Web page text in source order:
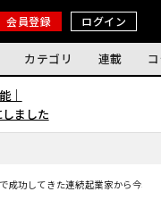
会員登録 ログイン
カテゴリ 連載
｜
ました
成功してきた連続起業家から今、